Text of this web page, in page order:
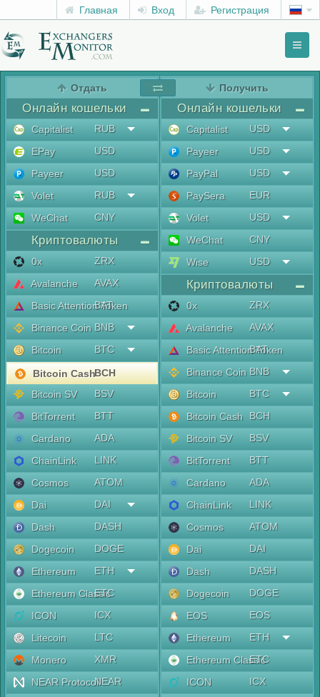
Главная Вход Регистрация
Отдать
Онлайн кошельки
Capitalist
RUB
EPay
USD
Payeer
USD
Volet
RUB
WeChat
CNY
Криптовалюты
0x
ZRX
Avalanche
AVAX
Basic Attention Token
BAT
Binance Coin BNB
Bitcoin
BTC
Bitcoin CashBCH
Bitcoin SV
BSV
BitTorrent
BTT
Cardano
ADA
ChainLink
LINK
Cosmos
ATOM
Dai
DAI
Dash
DASH
Dogecoin
DOGE
Ethereum
ETH
Ethereum Classic
ETC
ICON
ICX
Litecoin
LTC
Monero
XMR
NEAR ProtocolNEAR
Получить
Онлайн кошельки
Capitalist
USD
Payeer
USD
PayPal
USD
PaySera
EUR
Volet
USD
WeChat
CNY
Wise
USD
Криптовалюты
0x
ZRX
Avalanche
AVAX
Basic Attention Token
BAT
Binance Coin BNB
Bitcoin
BTC
Bitcoin Cash
BCH
Bitcoin SV
BSV
BitTorrent
BTT
Cardano
ADA
ChainLink
LINK
Cosmos
ATOM
Dai
DAI
Dash
DASH
Dogecoin
DOGE
EOS
EOS
Ethereum
ETH
Ethereum Classic
ETC
ICON
ICX